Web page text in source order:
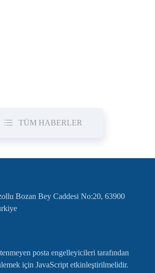
TÜM HABERLER
Bozan Bey Caddesi No:20, 63900
posta engelleyicileri tarafından
için JavaScript etkinleştirilmelidir.